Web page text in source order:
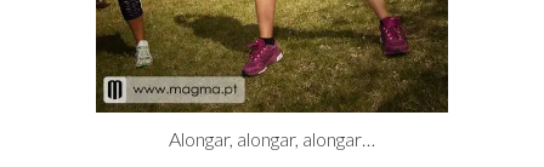
Alongar, alongar, alongar…